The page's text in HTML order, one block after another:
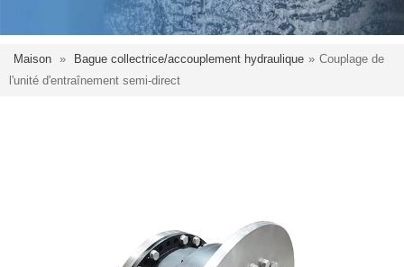
Maison » Bague collectrice/accouplement hydraulique » Couplage de
l'unité d'entraînement semi-direct